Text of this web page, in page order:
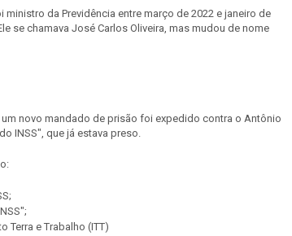
da Previdência entre março de 2022 e janeiro de
se chamava José Carlos Oliveira, mas mudou de nome
novo mandado de prisão foi expedido contra o Antônio
INSS", que já estava preso.
Terra e Trabalho (ITT)